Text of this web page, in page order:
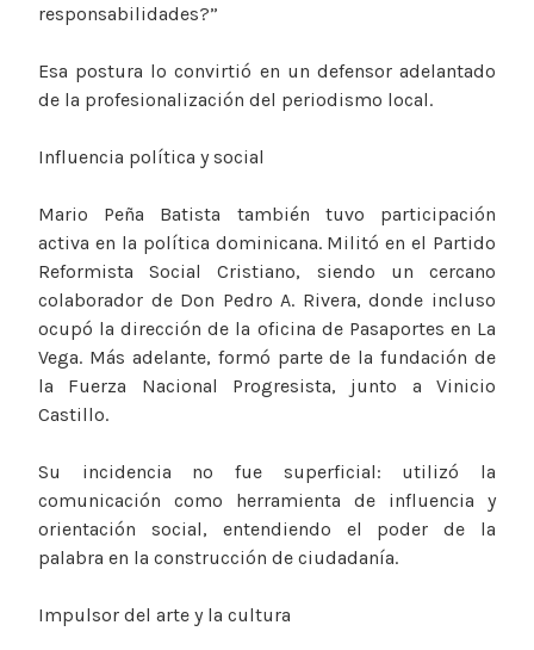
responsabilidades?”
Esa postura lo convirtió en un defensor adelantado
de la profesionalización del periodismo local.
Influencia política y social
Mario Peña Batista también tuvo participación
activa en la política dominicana. Militó en el Partido
Reformista Social Cristiano, siendo un cercano
colaborador de Don Pedro A. Rivera, donde incluso
ocupó la dirección de la oficina de Pasaportes en La
Vega. Más adelante, formó parte de la fundación de
la Fuerza Nacional Progresista, junto a Vinicio
Castillo.
Su incidencia no fue superficial: utilizó la
comunicación como herramienta de influencia y
orientación social, entendiendo el poder de la
palabra en la construcción de ciudadanía.
Impulsor del arte y la cultura